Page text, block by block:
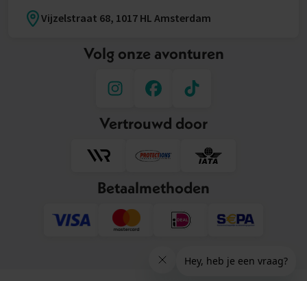
Vijzelstraat 68, 1017 HL Amsterdam
Volg onze avonturen
Vertrouwd door
Betaalmethoden